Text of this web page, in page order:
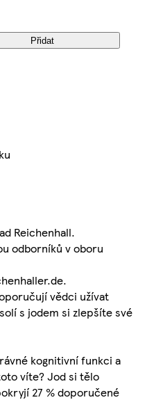
Přidat
Reichenhall.
odborníků v oboru
vědci užívat
s jodem si zlepšíte své
kognitivní funkci a
víte? Jod si tělo
27 % doporučené